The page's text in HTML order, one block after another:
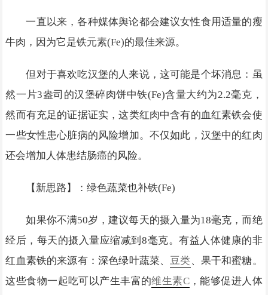
一直以来，各种媒体舆论都会建议女性食用适量的瘦
牛肉，因为它是铁元素(Fe)的最佳来源。
但对于喜欢吃汉堡的人来说，这可能是个坏消息：虽
然一片3盎司的汉堡碎肉饼中铁(Fe)含量大约为2.2毫克，
然而有充足的证据证实，这类红肉中含有的血红素铁会使
一些女性患心脏病的风险增加。不仅如此，汉堡中的红肉
还会增加人体患结肠癌的风险。
【新思路】：绿色蔬菜也补铁(Fe)
如果你不满50岁，建议每天的摄入量为18毫克，而绝
经后，每天的摄入量应缩减到8毫克。有益人体健康的非
红血素铁的来源有：深色绿叶蔬菜、豆类、果干和蜜糖。
这些食物一起吃可以产生丰富的维生素C，能够促进人体